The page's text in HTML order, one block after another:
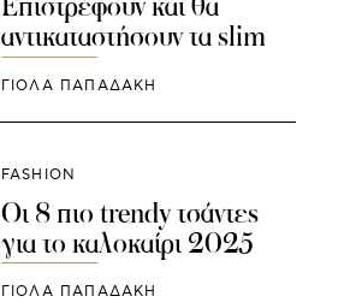
αντικαταστήσουν τα slim
ΓΙΌΛΑ ΠΑΠΑΔΆΚΗ
FASHION
Οι 8 πιο trendy τσάντες
για το καλοκαίρι 2025
ΓΙΌΛΑ ΠΑΠΑΔΆΚΗ